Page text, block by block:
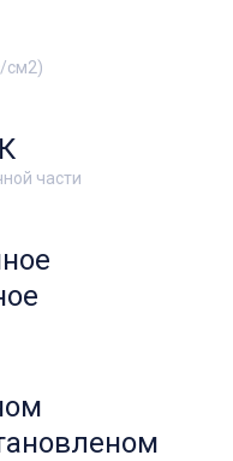
см2)
части